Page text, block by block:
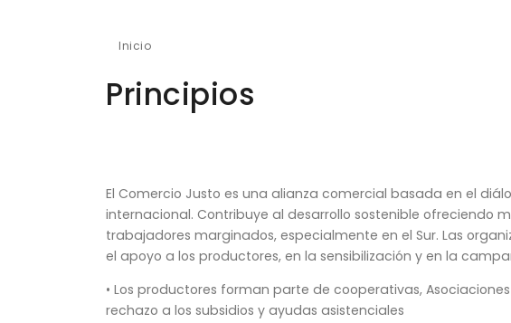
Inicio
Principios
El Comercio Justo es una alianza comercial basada en el
internacional. Contribuye al desarrollo sostenible ofreciendo
trabajadores marginados, especialmente en el Sur. Las
el apoyo a los productores, en la sensibilización y en la
• Los productores forman parte de cooperativas,
rechazo a los subsidios y ayudas asistenciales